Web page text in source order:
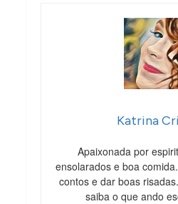
Katrina
Apaixonada por
ensolarados e boa
contos e dar boas
saiba o que ando